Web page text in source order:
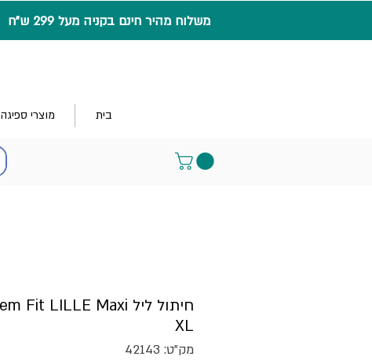
משלוח מהיר חינם בקניה מעל 299 ש"ח
בית מוצרי ספיגה
XL
מק"ט: 42143